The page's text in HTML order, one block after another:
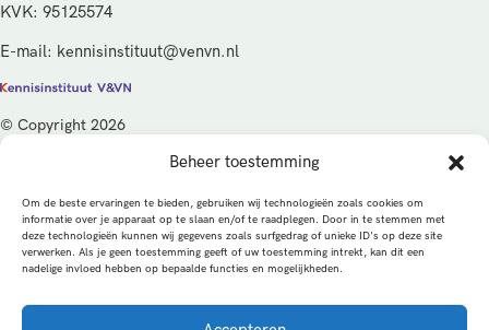
Beheer toestemming
Om de beste ervaringen te bieden, gebruiken wij technologieën zoals cookies om
informatie over je apparaat op te slaan en/of te raadplegen. Door in te stemmen met
deze technologieën kunnen wij gegevens zoals surfgedrag of unieke ID's op deze site
verwerken. Als je geen toestemming geeft of uw toestemming intrekt, kan dit een
nadelige invloed hebben op bepaalde functies en mogelijkheden.
KVK: 95125574
E-mail: kennisinstituut@venvn.nl
© Copyright 2026
De activiteiten van het Kennisinstituut V&VN worden gefinancierd
vanuit de kwaliteitsgelden van het ministerie van Volksgezondheid,
Welzijn en Sport (VWS), beheerd door ZonMw.
PrivacybeleidCookiesAlgemene voorwaarden